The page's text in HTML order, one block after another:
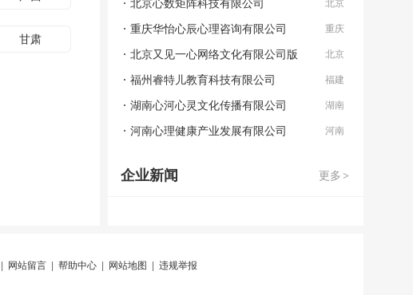
甘肃
北京
北京心数矩阵科技有限公司
重庆
重庆华怡心辰心理咨询有限公司
北京
北京又见一心网络文化有限公司版
福建
福州睿特儿教育科技有限公司
湖南
湖南心河心灵文化传播有限公司
河南
河南心理健康产业发展有限公司
更多 >
企业新闻
网站留言 帮助中心 网站地图 违规举报